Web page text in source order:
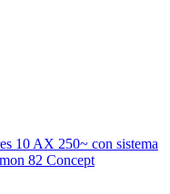
10 AX 250~ con sistema
82 Concept